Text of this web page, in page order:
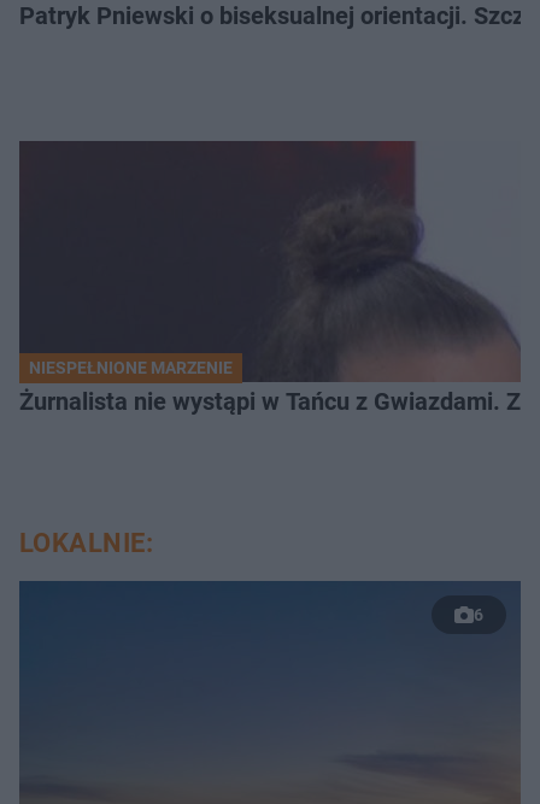
Patryk Pniewski o biseksualnej orientacji.
NIESPEŁNIONE MARZENIE
Żurnalista nie wystąpi w Tańcu z Gwiazdami.
LOKALNIE:
6